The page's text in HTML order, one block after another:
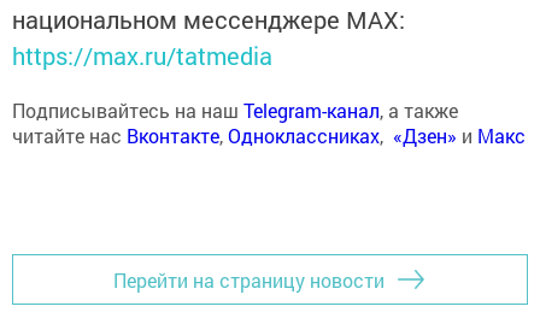
национальном мессенджере MАХ:
https://max.ru/tatmedia
Подписывайтесь на наш Telegram-канал, а также
читайте нас Вконтакте,Одноклассниках, «Дзен» и Макс
Перейти на страницу новости